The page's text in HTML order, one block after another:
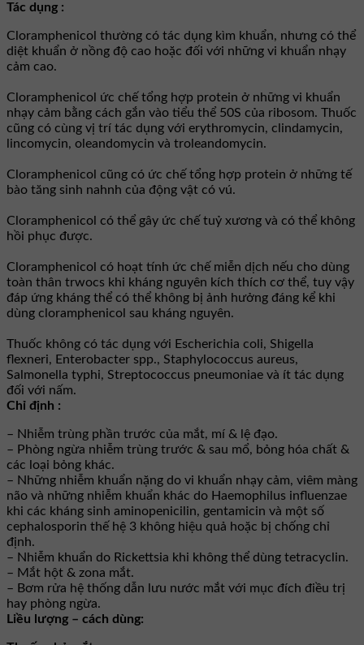
Tác dụng :
Cloramphenicol thường có tác dụng kìm khuẩn, nhưng có thể
diệt khuẩn ở nồng độ cao hoặc đối với những vi khuẩn nhạy
cảm cao.
Cloramphenicol ức chế tổng hợp protein ở những vi khuẩn
nhạy cảm bằng cách gắn vào tiểu thể 50S của ribosom. Thuốc
cũng có cùng vị trí tác dụng với erythromycin, clindamycin,
lincomycin, oleandomycin và troleandomycin.
Cloramphenicol cũng có ức chế tổng hợp protein ở những tế
bào tăng sinh nahnh của động vật có vú.
Cloramphenicol có thể gây ức chế tuỷ xương và có thể không
hồi phục được.
Cloramphenicol có hoạt tính ức chế miễn dịch nếu cho dùng
toàn thân trwocs khi kháng nguyên kích thích cơ thể, tuy vậy
đáp ứng kháng thể có thể không bị ảnh hưởng đáng kể khi
dùng cloramphenicol sau kháng nguyên.
Thuốc không có tác dụng với Escherichia coli, Shigella
flexneri, Enterobacter spp., Staphylococcus aureus,
Salmonella typhi, Streptococcus pneumoniae và ít tác dụng
đối với nấm.
Chỉ định :
– Nhiễm trùng phần trước của mắt, mí & lệ đạo.
– Phòng ngừa nhiễm trùng trước & sau mổ, bỏng hóa chất &
các loại bỏng khác.
– Những nhiễm khuẩn nặng do vi khuẩn nhạy cảm, viêm màng
não và những nhiễm khuẩn khác do Haemophilus influenzae
khi các kháng sinh aminopenicilin, gentamicin và một số
cephalosporin thế hệ 3 không hiệu quả hoặc bị chống chỉ
định.
– Nhiễm khuẩn do Rickettsia khi không thể dùng tetracyclin.
– Mắt hột & zona mắt.
– Bơm rửa hệ thống dẫn lưu nước mắt với mục đích điều trị
hay phòng ngừa.
Liều lượng – cách dùng: